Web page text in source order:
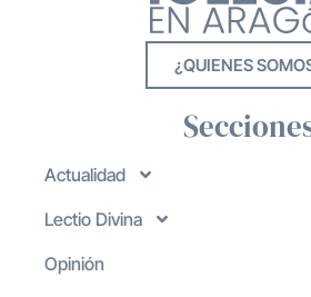
¿QUIENES
Actualidad
Lectio Divina
Opinión